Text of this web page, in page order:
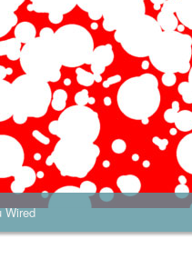
Wired